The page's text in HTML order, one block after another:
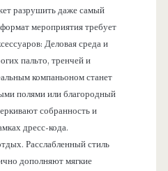
разрушить даже самый
мероприятия требует
Деловая среда и
пальто, тренчей и
компаньоном станет
полями или благородный
собранность и
дресс-кода.
Расслабленный стиль
дополняют мягкие